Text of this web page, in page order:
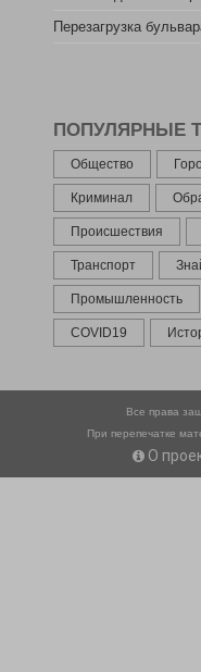
Перезагрузка
ПОПУЛЯРНЫЕ
Общество
Криминал
Происшествия
Транспорт
Промышленность
COVID19
Все права
При перепечатке
О